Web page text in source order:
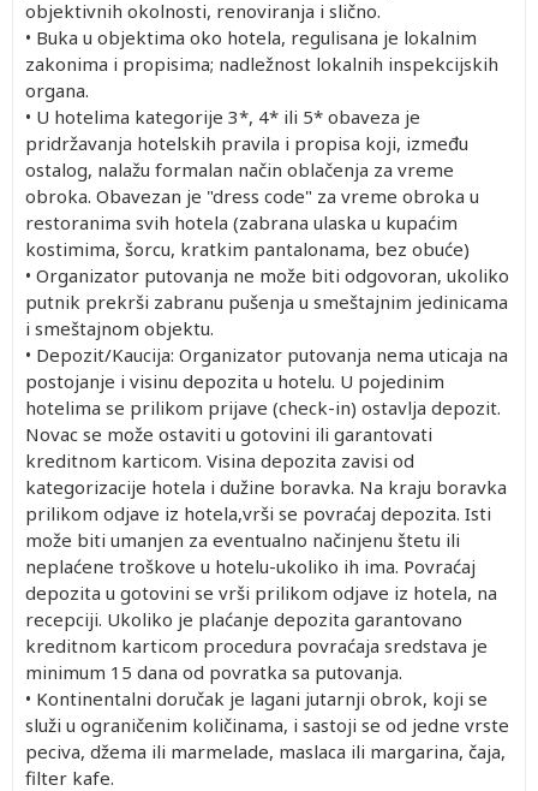
objektivnih okolnosti, renoviranja i slično.
• Buka u objektima oko hotela, regulisana je lokalnim
zakonima i propisima; nadležnost lokalnih inspekcijskih
organa.
• U hotelima kategorije 3*, 4* ili 5* obaveza je
pridržavanja hotelskih pravila i propisa koji, između
ostalog, nalažu formalan način oblačenja za vreme
obroka. Obavezan je "dress code" za vreme obroka u
restoranima svih hotela (zabrana ulaska u kupaćim
kostimima, šorcu, kratkim pantalonama, bez obuće)
• Organizator putovanja ne može biti odgovoran, ukoliko
putnik prekrši zabranu pušenja u smeštajnim jedinicama
i smeštajnom objektu.
• Depozit/Kaucija: Organizator putovanja nema uticaja na
postojanje i visinu depozita u hotelu. U pojedinim
hotelima se prilikom prijave (check-in) ostavlja depozit.
Novac se može ostaviti u gotovini ili garantovati
kreditnom karticom. Visina depozita zavisi od
kategorizacije hotela i dužine boravka. Na kraju boravka
prilikom odjave iz hotela,vrši se povraćaj depozita. Isti
može biti umanjen za eventualno načinjenu štetu ili
neplaćene troškove u hotelu-ukoliko ih ima. Povraćaj
depozita u gotovini se vrši prilikom odjave iz hotela, na
recepciji. Ukoliko je plaćanje depozita garantovano
kreditnom karticom procedura povraćaja sredstava je
minimum 15 dana od povratka sa putovanja.
• Kontinentalni doručak je lagani jutarnji obrok, koji se
služi u ograničenim količinama, i sastoji se od jedne vrste
peciva, džema ili marmelade, maslaca ili margarina, čaja,
filter kafe.